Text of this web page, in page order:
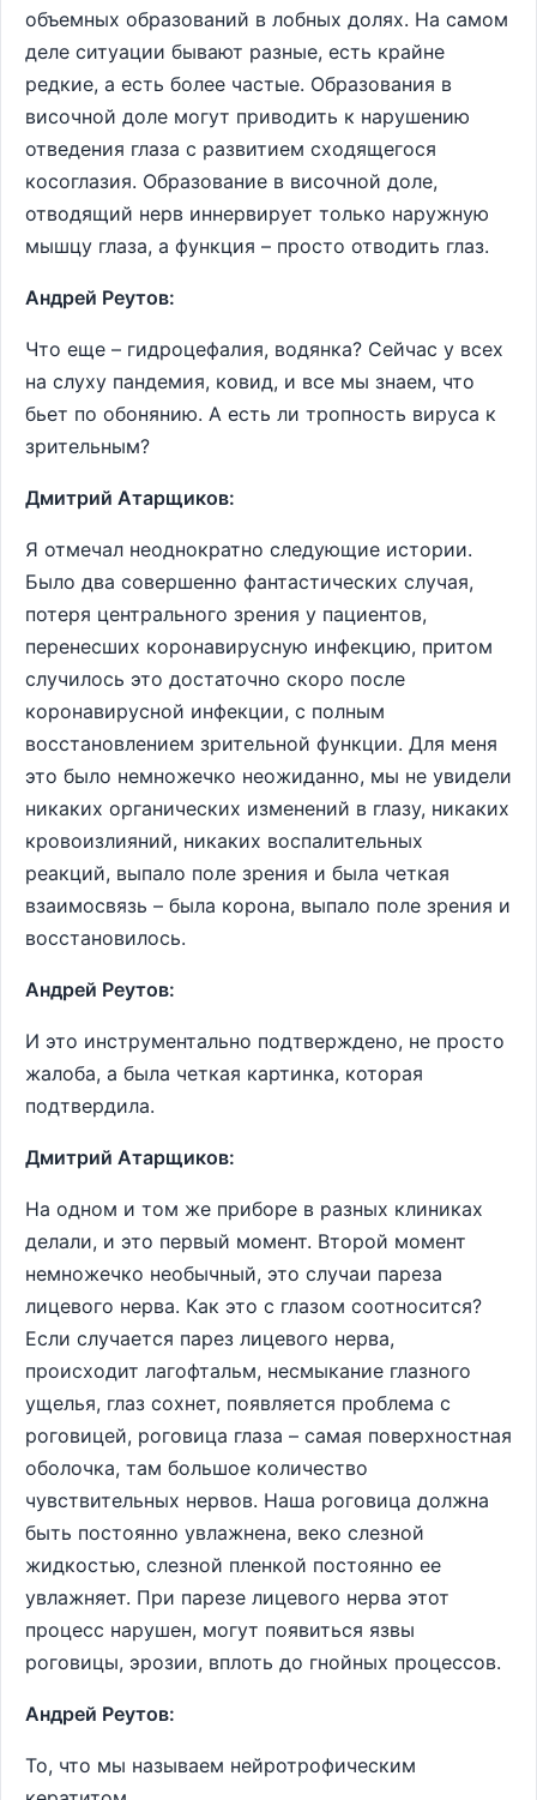
объемных образований в лобных долях. На самом
деле ситуации бывают разные, есть крайне
редкие, а есть более частые. Образования в
височной доле могут приводить к нарушению
отведения глаза с развитием сходящегося
косоглазия. Образование в височной доле,
отводящий нерв иннервирует только наружную
мышцу глаза, а функция – просто отводить глаз.
Андрей Реутов:
Что еще – гидроцефалия, водянка? Сейчас у всех
на слуху пандемия, ковид, и все мы знаем, что
бьет по обонянию. А есть ли тропность вируса к
зрительным?
Дмитрий Атарщиков:
Я отмечал неоднократно следующие истории.
Было два совершенно фантастических случая,
потеря центрального зрения у пациентов,
перенесших коронавирусную инфекцию, притом
случилось это достаточно скоро после
коронавирусной инфекции, с полным
восстановлением зрительной функции. Для меня
это было немножечко неожиданно, мы не увидели
никаких органических изменений в глазу, никаких
кровоизлияний, никаких воспалительных
реакций, выпало поле зрения и была четкая
взаимосвязь – была корона, выпало поле зрения и
восстановилось.
Андрей Реутов:
И это инструментально подтверждено, не просто
жалоба, а была четкая картинка, которая
подтвердила.
Дмитрий Атарщиков:
На одном и том же приборе в разных клиниках
делали, и это первый момент. Второй момент
немножечко необычный, это случаи пареза
лицевого нерва. Как это с глазом соотносится?
Если случается парез лицевого нерва,
происходит лагофтальм, несмыкание глазного
ущелья, глаз сохнет, появляется проблема с
роговицей, роговица глаза – самая поверхностная
оболочка, там большое количество
чувствительных нервов. Наша роговица должна
быть постоянно увлажнена, веко слезной
жидкостью, слезной пленкой постоянно ее
увлажняет. При парезе лицевого нерва этот
процесс нарушен, могут появиться язвы
роговицы, эрозии, вплоть до гнойных процессов.
Андрей Реутов:
То, что мы называем нейротрофическим